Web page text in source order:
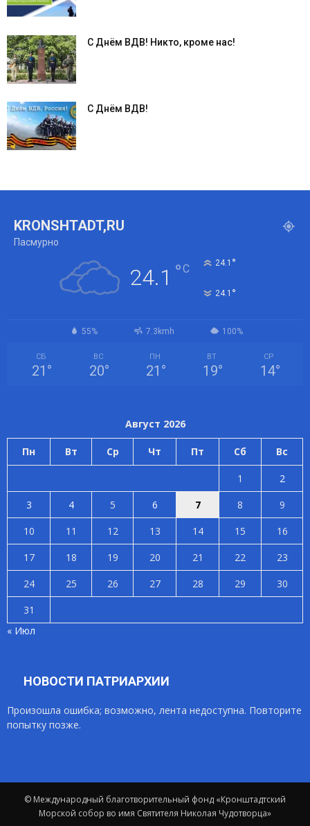
С Днём ВДВ! Никто, кроме нас!
С Днём ВДВ!
KRONSHTADT,RU
Пасмурно
24.1 °C 24.1 °
24.1 °
55% 7.3kmh 100%
СБ
21 °
ВС
20°
ПН
21 °
ВТ
19°
СР
14°
Август 2026
Пн Вт Ср Чт Пт Сб Вс
1
2
3
4 5 6 7 8
9
10
11 12 13 14 15
16
17
18 19 20 21 22
23
24
25 26 27 28 29
30
31
« Июл
НОВОСТИ ПАТРИАРХИИ
Произошла ошибка; возможно, лента недоступна. Повторите
попытку позже.
© Международный благотворительный фонд «Кронштадтский
Морской собор во имя Святителя Николая Чудотворца»